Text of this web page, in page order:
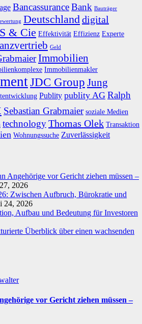
BancassuranceBank Bauträger
Deutschland digital
& Cie Effektivität Effizienz Experte
Geld
Immobilien
Immobilienmakler
JDC Group Jung
Publity publity AG Ralph
Sebastian Grabmaier soziale Medien
technologyThomas Olek Transaktion
Wohnungssuche Zuverlässigkeit
Angehörige vor Gericht ziehen müssen –
2026
Zwischen Aufbruch, Bürokratie und
24, 2026
Aufbau und Bedeutung für Investoren
Überblick über einen wachsenden
vor Gericht ziehen müssen –